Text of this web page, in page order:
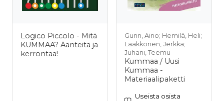
Logico Piccolo - Mitä
KUMMAA? Äänteitä ja
kerrontaa!
Gunn, Aino; Hemilä, Heli;
Laakkonen, Jerkka;
Juhani, Teemu
Kummaa / Uusi
Kummaa -
Materiaalipaketti
Useista osista